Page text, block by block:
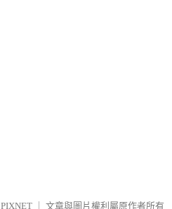
PIXNET 文章與圖片權利屬原作者所有